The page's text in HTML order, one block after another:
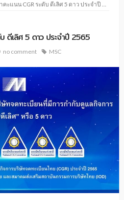
ะแนน CGR ระดับ ดีเลิศ 5 ดาว ประจำปี 2565
ดีเลิศ 5 ดาว ประจำปี 2565
no comment MSC